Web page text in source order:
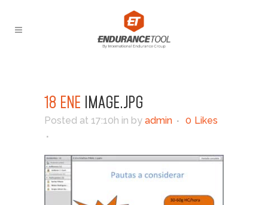
18 ENE IMAGE.JPG
Posted at 17:10h in by admin 0 Likes